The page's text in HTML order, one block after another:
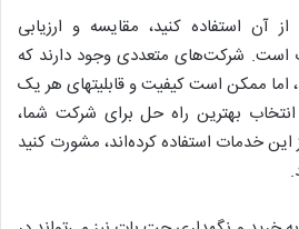
آن استفاده کنید، مقایسه و ارزیابی
است. شرکت‌های متعددی وجود دارند که
اما ممکن است کیفیت و قابلیتهای هر یک
انتخاب بهترین راه حل برای شرکت شما،
این خدمات استفاده کرده‌اند، مشورت کنید